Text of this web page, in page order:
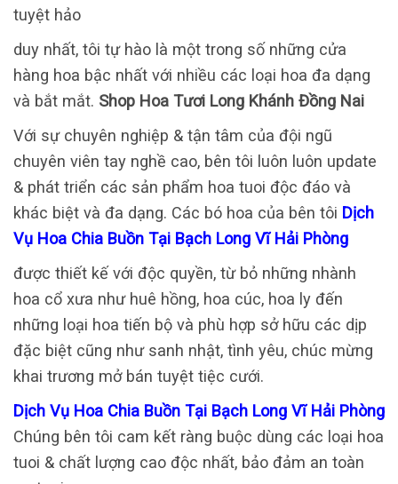
tuyệt hảo
duy nhất, tôi tự hào là một trong số những cửa
hàng hoa bậc nhất với nhiều các loại hoa đa dạng
và bắt mắt. Shop Hoa Tươi Long Khánh Đồng Nai
Với sự chuyên nghiệp & tận tâm của đội ngũ
chuyên viên tay nghề cao, bên tôi luôn luôn update
& phát triển các sản phẩm hoa tuoi độc đáo và
khác biệt và đa dạng. Các bó hoa của bên tôi Dịch
Vụ Hoa Chia Buồn Tại Bạch Long Vĩ Hải Phòng
được thiết kế với độc quyền, từ bỏ những nhành
hoa cổ xưa như huê hồng, hoa cúc, hoa ly đến
những loại hoa tiến bộ và phù hợp sở hữu các dịp
đặc biệt cũng như sanh nhật, tình yêu, chúc mừng
khai trương mở bán tuyệt tiệc cưới.
Dịch Vụ Hoa Chia Buồn Tại Bạch Long Vĩ Hải Phòng
Chúng bên tôi cam kết ràng buộc dùng các loại hoa
tuoi & chất lượng cao độc nhất, bảo đảm an toàn